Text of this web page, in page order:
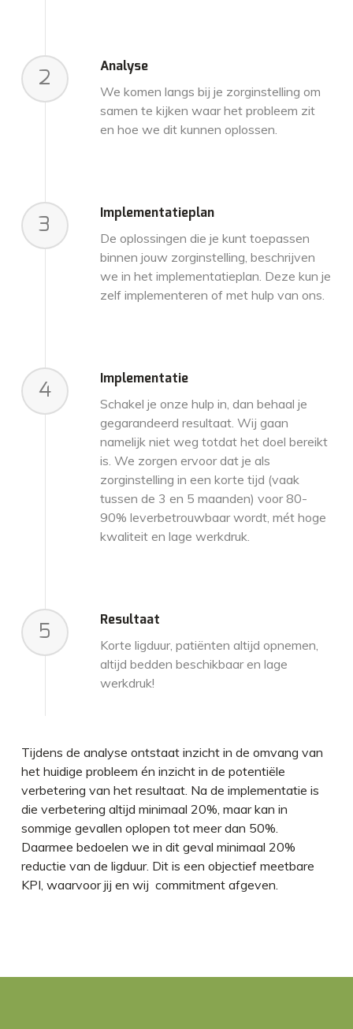
2 Analyse
We komen langs bij je zorginstelling om
samen te kijken waar het probleem zit
en hoe we dit kunnen oplossen.
3 Implementatieplan
De oplossingen die je kunt toepassen
binnen jouw zorginstelling, beschrijven
we in het implementatieplan. Deze kun je
zelf implementeren of met hulp van ons.
4 Implementatie
Schakel je onze hulp in, dan behaal je
gegarandeerd resultaat. Wij gaan
namelijk niet weg totdat het doel bereikt
is. We zorgen ervoor dat je als
zorginstelling in een korte tijd (vaak
tussen de 3 en 5 maanden) voor 80-
90% leverbetrouwbaar wordt, mét hoge
kwaliteit en lage werkdruk.
5 Resultaat
Korte ligduur, patiënten altijd opnemen,
altijd bedden beschikbaar en lage
werkdruk!
Tijdens de analyse ontstaat inzicht in de omvang van
het huidige probleem én inzicht in de potentiële
verbetering van het resultaat. Na de implementatie is
die verbetering altijd minimaal 20%, maar kan in
sommige gevallen oplopen tot meer dan 50%.
Daarmee bedoelen we in dit geval minimaal 20%
reductie van de ligduur. Dit is een objectief meetbare
KPI, waarvoor jij en wij commitment afgeven.